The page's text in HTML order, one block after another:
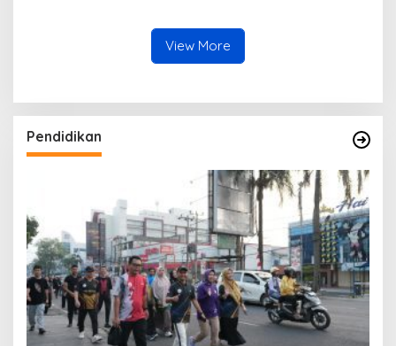
Keramaian dan Rumah
Lomba Binsat Kodam
XXI/Radin Inten
View More
Pendidikan